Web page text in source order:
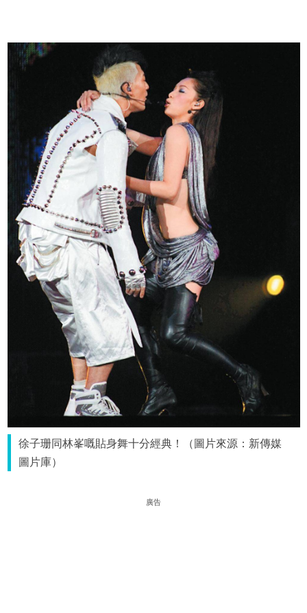
徐子珊同林峯嘅貼身舞十分經典！（圖片來源：新傳媒
圖片庫）
廣告